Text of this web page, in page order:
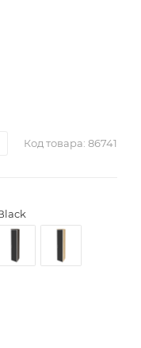
Код товара: 86741